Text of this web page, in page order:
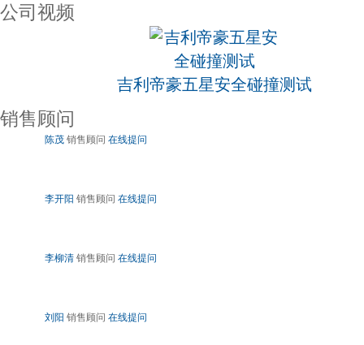
公司视频
吉利帝豪五星安全碰撞测试
销售顾问
陈茂 销售顾问 在线提问
李开阳 销售顾问 在线提问
李柳清 销售顾问 在线提问
刘阳 销售顾问 在线提问